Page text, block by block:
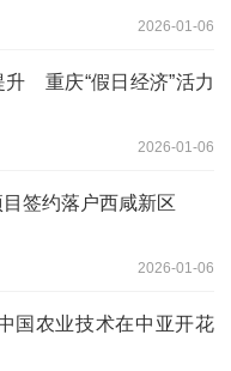
2026-01-06
升 重庆“假日经济”活力
2026-01-06
签约落户西咸新区
2026-01-06
国农业技术在中亚开花